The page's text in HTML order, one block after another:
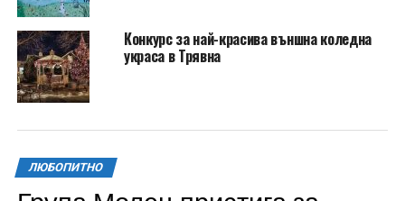
Конкурс за най-красива външна коледна
украса в Трявна
ЛЮБОПИТНО